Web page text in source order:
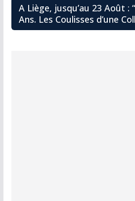
A Liège, jusqu’au 23 Août :
Ans. Les Coulisses d’une